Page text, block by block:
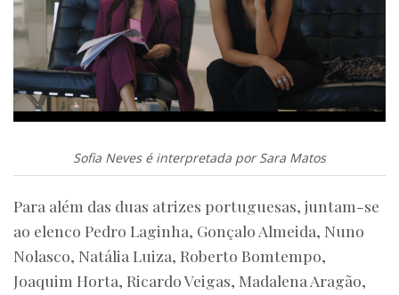
Sofia Neves é interpretada por Sara Matos
Para além das duas atrizes portuguesas, juntam-se
ao elenco Pedro Laginha, Gonçalo Almeida, Nuno
Nolasco, Natália Luiza, Roberto Bomtempo,
Joaquim Horta, Ricardo Veigas, Madalena Aragão,